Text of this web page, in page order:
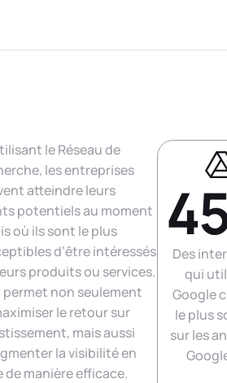
le Réseau de
les entreprises
atteindre leurs
potentiels au moment
où ils sont le plus
d’être intéressés
produits ou services.
permet non seulement
le retour sur
mais aussi
la visibilité en
de manière efficace.
Des
qui
Google
le plus
sur les